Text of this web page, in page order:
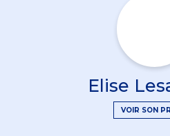
Elise
VOIR SON